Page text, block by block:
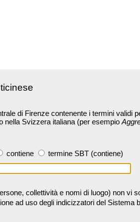
di Firenze contenente i termini validi
nella Svizzera italiana (per esempio
contiene termine SBT (contiene)
collettività e nomi di luogo) non vi
ad uso degli indicizzatori del Sistema